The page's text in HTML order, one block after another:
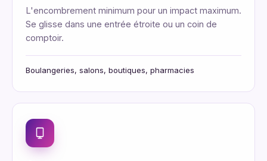
L'encombrement minimum pour un impact maximum.
Se glisse dans une entrée étroite ou un coin de
comptoir.
Boulangeries, salons, boutiques, pharmacies